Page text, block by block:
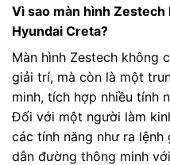
Vì sao màn hình Zestech
Hyundai Creta?
Màn hình Zestech không
giải trí, mà còn là một
minh, tích hợp nhiều tính
Đối với một người làm
các tính năng như ra lệnh
dẫn đường thông minh